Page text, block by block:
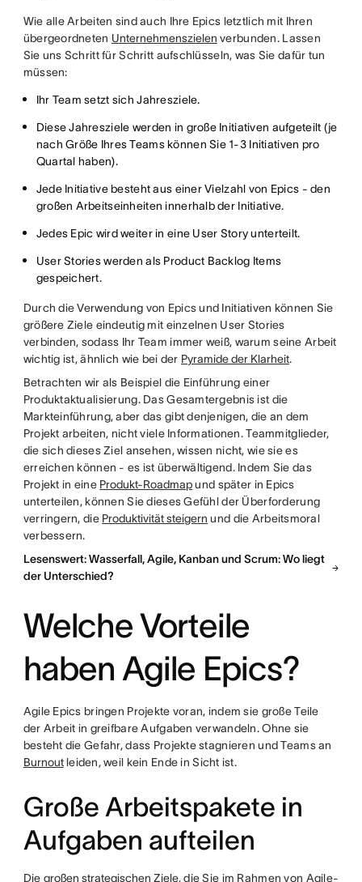
Wie alle Arbeiten sind auch Ihre Epics letztlich mit Ihren
übergeordneten Unternehmenszielen verbunden. Lassen
Sie uns Schritt für Schritt aufschlüsseln, was Sie dafür tun
müssen:
Ihr Team setzt sich Jahresziele.
Diese Jahresziele werden in große Initiativen aufgeteilt (je
nach Größe Ihres Teams können Sie 1-3 Initiativen pro
Quartal haben).
Jede Initiative besteht aus einer Vielzahl von Epics - den
großen Arbeitseinheiten innerhalb der Initiative.
Jedes Epic wird weiter in eine User Story unterteilt.
User Stories werden als Product Backlog Items
gespeichert.
Durch die Verwendung von Epics und Initiativen können Sie
größere Ziele eindeutig mit einzelnen User Stories
verbinden, sodass Ihr Team immer weiß, warum seine Arbeit
wichtig ist, ähnlich wie bei der Pyramide der Klarheit.
Betrachten wir als Beispiel die Einführung einer
Produktaktualisierung. Das Gesamtergebnis ist die
Markteinführung, aber das gibt denjenigen, die an dem
Projekt arbeiten, nicht viele Informationen. Teammitglieder,
die sich dieses Ziel ansehen, wissen nicht, wie sie es
erreichen können - es ist überwältigend. Indem Sie das
Projekt in eine Produkt-Roadmapund später in Epics
unterteilen, können Sie dieses Gefühl der Überforderung
verringern, die Produktivität steigern und die Arbeitsmoral
verbessern.
Lesenswert: Wasserfall, Agile, Kanban und Scrum: Wo liegt
der Unterschied?
Welche Vorteile
haben Agile Epics?
Agile Epics bringen Projekte voran, indem sie große Teile
der Arbeit in greifbare Aufgaben verwandeln. Ohne sie
besteht die Gefahr, dass Projekte stagnieren und Teams an
Burnoutleiden, weil kein Ende in Sicht ist.
Große Arbeitspakete in
Aufgaben aufteilen
Die großen strategischen Ziele, die Sie im Rahmen von Agile-